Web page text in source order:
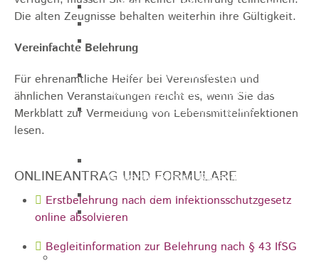
Stiftungsrat "Stiftung Heubach"
Umlegungsausschuss
Rosenstein
Verbandsversammlung des
Abwasserzweckverband Lauter-Rems
Verbandsversammlung des
"Gewerbeverband Rosenstein"
Verwaltungsausschuss
Zweckverband "Gewerbeverband
Die alten Zeugnisse behalten weiterhin ihre Gültigkeit.
Vereinfachte Belehrung
Für ehrenamtliche Helfer bei Vereinsfesten und
ähnlichen Veranstaltungen reicht es, wenn Sie das
Merkblatt zur Vermeidung von Lebensmittelinfektionen
lesen.
ONLINEANTRAG UND FORMULARE
Erstbelehrung nach dem Infektionsschutzgesetz
online absolvieren
Begleitinformation zur Belehrung nach § 43 IfSG